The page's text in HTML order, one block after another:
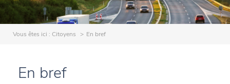
Vous êtes ici : Citoyens En bref
En bref